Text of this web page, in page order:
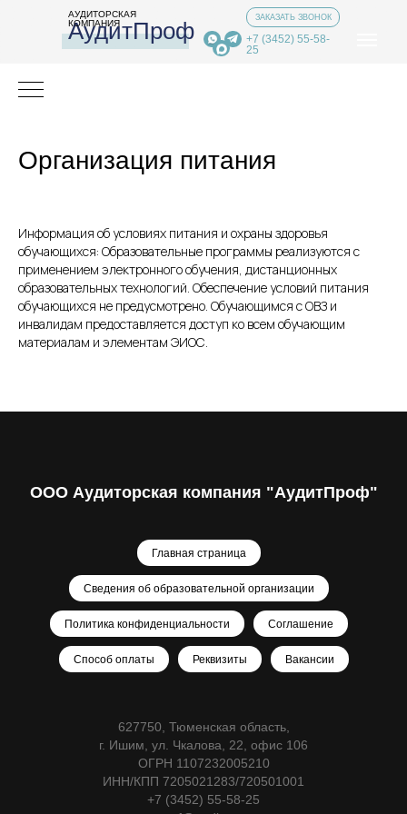
АудитПроф
АУДИТОРСКАЯ
КОМПАНИЯ
+7 (3452) 55-58-
25
ЗАКАЗАТЬ ЗВОНОК
Организация питания
Информация об условиях питания и охраны здоровья
обучающихся: Образовательные программы реализуются с
применением электронного обучения, дистанционных
образовательных технологий. Обеспечение условий питания
обучающихся не предусмотрено. Обучающимся с ОВЗ и
инвалидам предоставляется доступ ко всем обучающим
материалам и элементам ЭИОС.
ООО Аудиторская компания "АудитПроф"
Главная страница
Сведения об образовательной организации
Политика конфиденциальности Соглашение
Способ оплаты Реквизиты Вакансии
627750, Тюменская область,
г. Ишим, ул. Чкалова, 22, офис 106
ОГРН 1107232005210
ИНН/КПП 7205021283/720501001
+7 (3452) 55-58-25